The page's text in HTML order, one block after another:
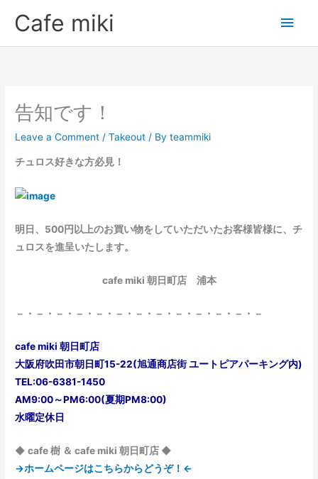
Cafe miki
Main
告知です！
Leave a Comment /Takeout / Byteammiki
チュロス好きな方必見！
明日、500円以上のお買い物をしていただいたお客様皆様に、チ
ュロスを進呈いたします。
cafe miki 朝日町店 浦本
－・－・－・－・－・－・－・－・－・－・－・－・－
cafe miki 朝日町店
大阪府吹田市朝日町15-22(旭通商店街 ユートピアパーキング内)
TEL:06-6381-1450
AM9:00～PM6:00(夏期PM8:00)
水曜定休日
◆ cafe 樹 ＆ cafe miki 朝日町店 ◆
→ホームページはこちらからどうぞ！←